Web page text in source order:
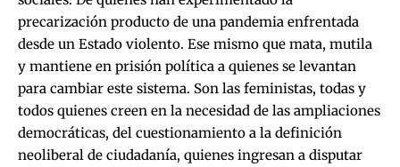
precarización producto de una pandemia enfrentada
desde un Estado violento. Ese mismo que mata, mutila
y mantiene en prisión política a quienes se levantan
para cambiar este sistema. Son las feministas, todas y
todos quienes creen en la necesidad de las ampliaciones
democráticas, del cuestionamiento a la definición
neoliberal de ciudadanía, quienes ingresan a disputar